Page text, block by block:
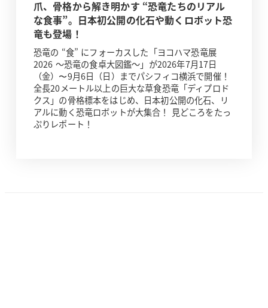
爪、骨格から解き明かす “恐竜たちのリアル
な食事”。日本初公開の化石や動くロボット恐
竜も登場！
恐竜の “食” にフォーカスした「ヨコハマ恐竜展
2026 ～恐竜の食卓大図鑑～」が2026年7月17日
（金）〜9月6日（日）までパシフィコ横浜で開催！
全長20メートル以上の巨大な草食恐竜「ディプロド
クス」の骨格標本をはじめ、日本初公開の化石、リ
アルに動く恐竜ロボットが大集合！ 見どころをたっ
ぷりレポート！